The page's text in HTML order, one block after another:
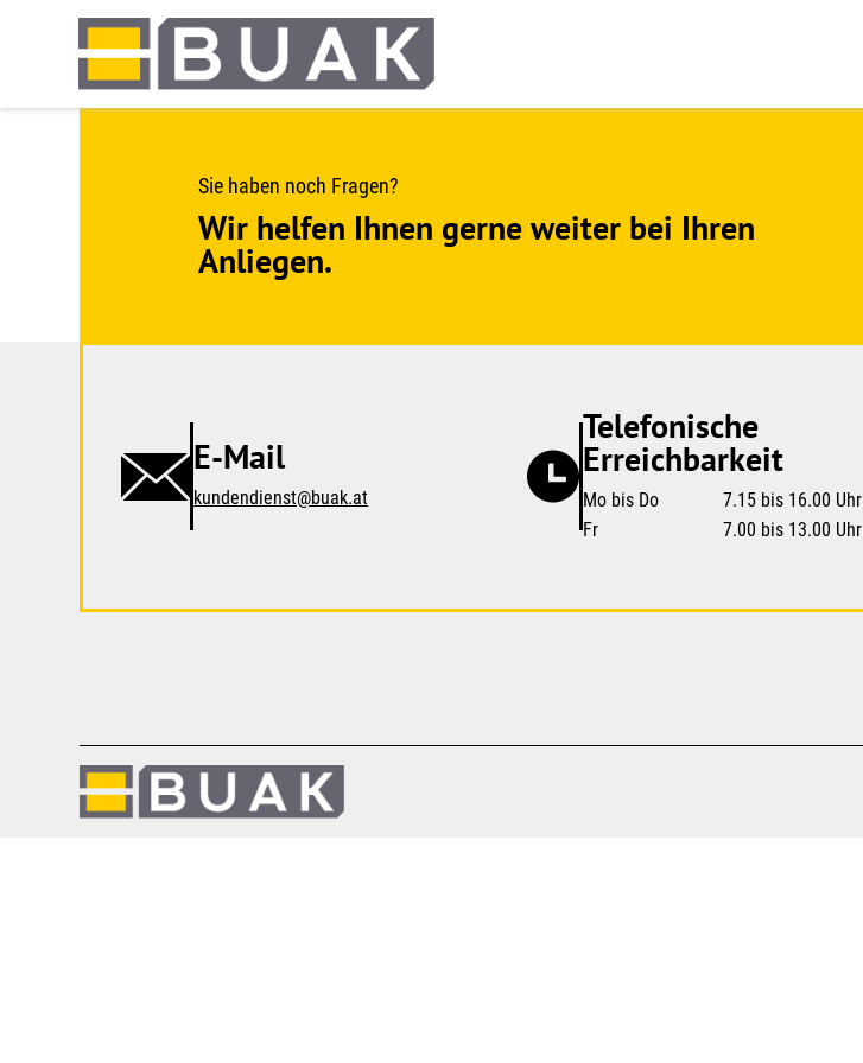
Sie haben noch Fragen?
Wir helfen Ihnen gerne weiter bei Ihren
Anliegen.
E-Mail
kundendienst@buak.at
Telefonische
Erreichbarkeit
Mo bis Do
7.15 bis 16.00 Uhr
Fr
7.00 bis 13.00 Uhr